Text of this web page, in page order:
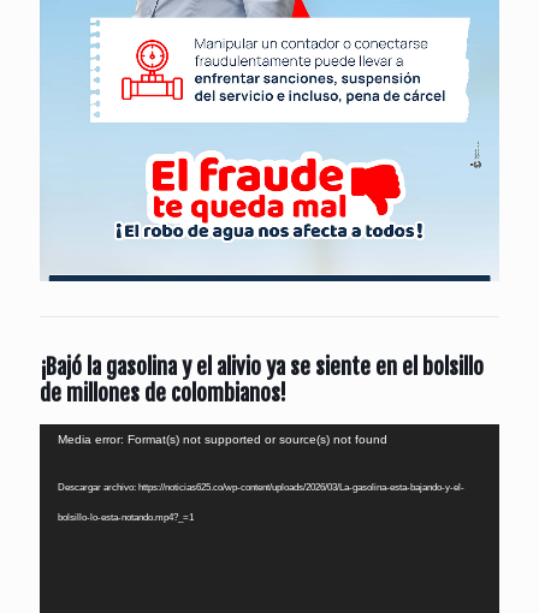
¡Bajó la gasolina y el alivio ya se siente en el bolsillo
de millones de colombianos!
Reproductor
Media error: Format(s) not supported or source(s) not found
Descargar archivo: https://noticias625.co/wp-content/uploads/2026/03/La-gasolina-esta-bajando-y-el-
bolsillo-lo-esta-notando.mp4?_=1